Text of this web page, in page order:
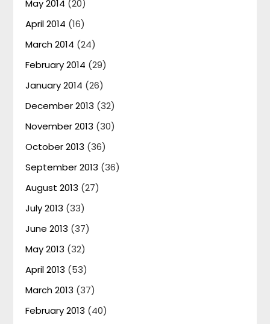
May 2014 (20)
April 2014 (16)
March 2014 (24)
February 2014 (29)
January 2014 (26)
December 2013 (32)
November 2013 (30)
October 2013 (36)
September 2013 (36)
August 2013 (27)
July 2013 (33)
June 2013 (37)
May 2013 (32)
April 2013 (53)
March 2013 (37)
February 2013 (40)